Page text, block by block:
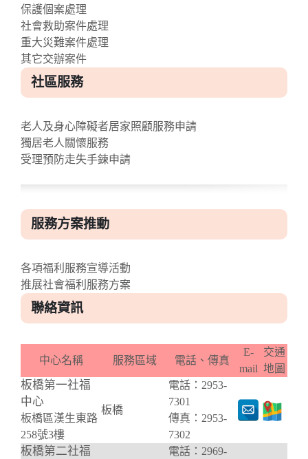
保護個案處理
社會救助案件處理
重大災難案件處理
其它交辦案件
社區服務
老人及身心障礙者居家照顧服務申請
獨居老人關懷服務
受理預防走失手鍊申請
服務方案推動
各項福利服務宣導活動
推展社會福利服務方案
聯絡資訊
中心名稱 服務區域 電話、傳真
E-
mail
交通
地圖
板橋第一社福
中心
板橋區漢生東路
258號3樓
板橋
電話：2953-
7301
傳真：2953-
7302
板橋第二社福
電話：2969-